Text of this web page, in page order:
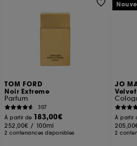
TOM FORD
Noir Extreme
Parfum
307
À partir de 183,00€
252,00€ / 100ml
2 contenances disponibles
JO
À partir
2